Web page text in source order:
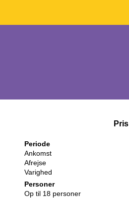
Pris
Periode
Ankomst
Afrejse
Varighed
Personer
Op til 18 personer